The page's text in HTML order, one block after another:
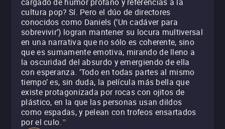
cultura pop? Sí. Pero el dúo de directores
conocidos como Daniels (‘Un cadáver para
sobrevivir’) logran mantener su locura multiversal
en una narrativa que no sólo es coherente, sino
que es sumamente emotiva, mirando de lleno a
la oscuridad del absurdo y emergiendo de ella
con esperanza. ‘Todo en todas partes al mismo
tiempo’ es, sin duda, la película más bella que
existe protagonizada por rocas con ojitos de
plástico, en la que las personas usan dildos
como espadas, y pelean con trofeos ensartados
por el culo. "